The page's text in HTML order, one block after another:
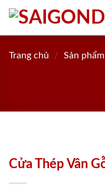
Skip
content
Trang chủ / Sản phẩm
Cửa Thép Vân